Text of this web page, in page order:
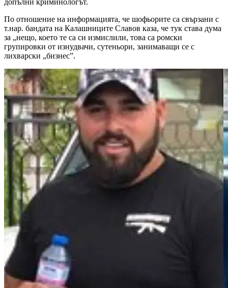
допълни криминологът.
По отношение на информацията, че шофьорите са свързани с
т.нар. бандата на Калашниците Славов каза, че тук става дума
за „нещо, което те са си измислили, това са ромски
групировки от изнудвачи, сутеньори, занимаващи се с
лихварски „бизнес”.